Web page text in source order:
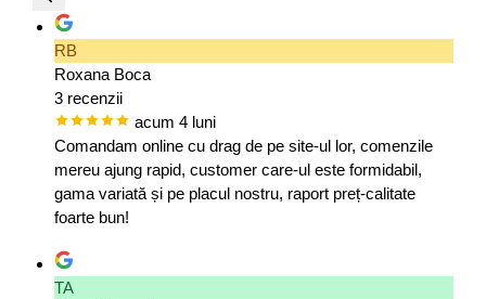
RB
Roxana Boca
3 recenzii
acum 4 luni
Comandam online cu drag de pe site-ul lor, comenzile
mereu ajung rapid, customer care-ul este formidabil,
gama variată și pe placul nostru, raport preț-calitate
foarte bun!
TA